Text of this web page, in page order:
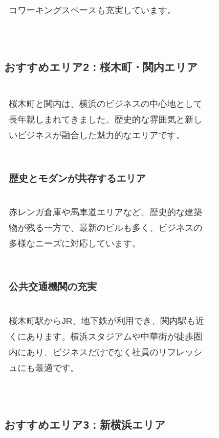
コワーキングスペースも充実しています。
おすすめエリア2：桜木町・関内エリア
桜木町と関内は、横浜のビジネスの中心地として
長年親しまれてきました。歴史的な雰囲気と新し
いビジネスが融合した魅力的なエリアです。
歴史とモダンが共存するエリア
赤レンガ倉庫や馬車道エリアなど、歴史的な建築
物が残る一方で、最新のビルも多く、ビジネスの
多様なニーズに対応しています。
公共交通機関の充実
桜木町駅からJR、地下鉄が利用でき、関内駅も近
くにあります。横浜スタジアムや中華街が徒歩圏
内にあり、ビジネスだけでなく社員のリフレッシ
ュにも最適です。
おすすめエリア3：新横浜エリア